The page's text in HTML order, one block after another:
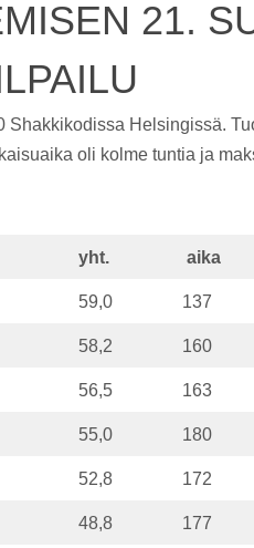
21.
Helsingissä.
oli kolme tuntia ja
yht. aika
59,0 137
58,2 160
56,5 163
55,0 180
52,8 172
48,8 177